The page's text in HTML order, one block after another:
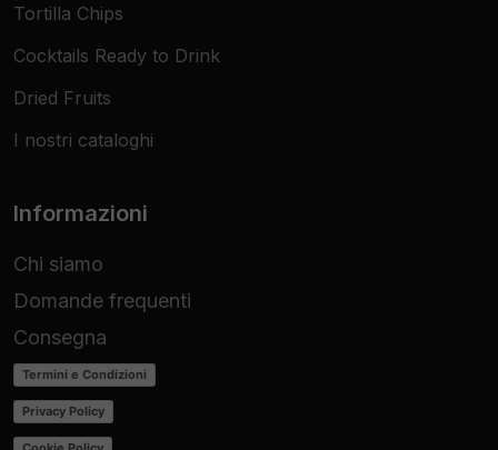
Tortilla Chips
Cocktails Ready to Drink
Dried Fruits
I nostri cataloghi
Informazioni
Chi siamo
Domande frequenti
Consegna
Termini e Condizioni
Privacy Policy